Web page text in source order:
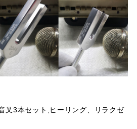
叉3本セット,ヒーリング、リラクゼ